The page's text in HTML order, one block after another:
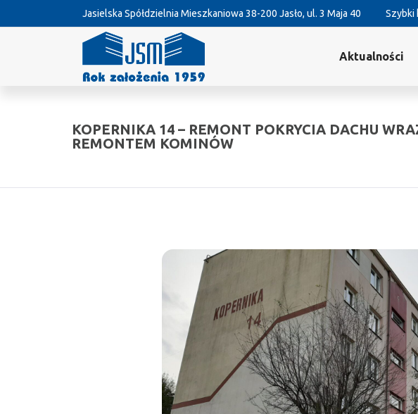
Jasielska Spółdzielnia Mieszkaniowa 38-200 Jasło, ul. 3 Maja 40 Szybki
Aktualności
KOPERNIKA 14 – REMONT POKRYCIA DACHU
REMONTEM KOMINÓW